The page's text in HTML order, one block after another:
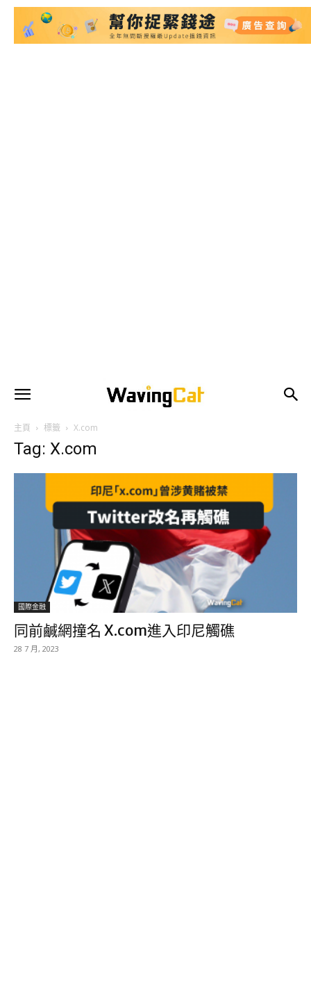
主頁 標籤 X.com
Tag: X.com
國際金融
同前鹹網撞名 X.com進入印尼觸礁
28 7 月, 2023